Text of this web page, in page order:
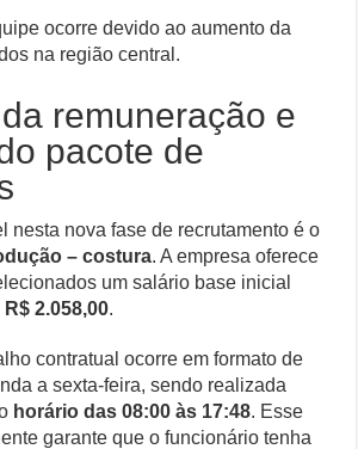
ocorre devido ao aumento da
na região central.
remuneração e
pacote de
nesta nova fase de recrutamento é o
– costura. A empresa oferece
um salário base inicial
R$ 2.058,00.
contratual ocorre em formato de
a sexta-feira, sendo realizada
horário das 08:00 às 17:48. Esse
garante que o funcionário tenha